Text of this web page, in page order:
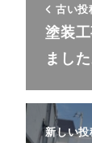
古い投
塗装
ました
新しい投